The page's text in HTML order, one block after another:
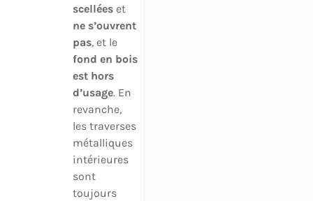
scelléeset
ne s’ouvrent
pas, et le
fond en bois
est hors
d’usage. En
revanche,
les traverses
métalliques
intérieures
sont
toujours